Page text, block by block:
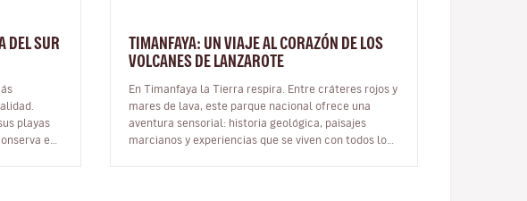
DEL SUR
playas
el
TIMANFAYA: UN VIAJE AL CORAZÓN DE LOS
VOLCANES DE LANZAROTE
En Timanfaya la Tierra respira. Entre cráteres rojos y
mares de lava, este parque nacional ofrece una
aventura sensorial: historia geológica, paisajes
marcianos y experiencias que se viven con todos los